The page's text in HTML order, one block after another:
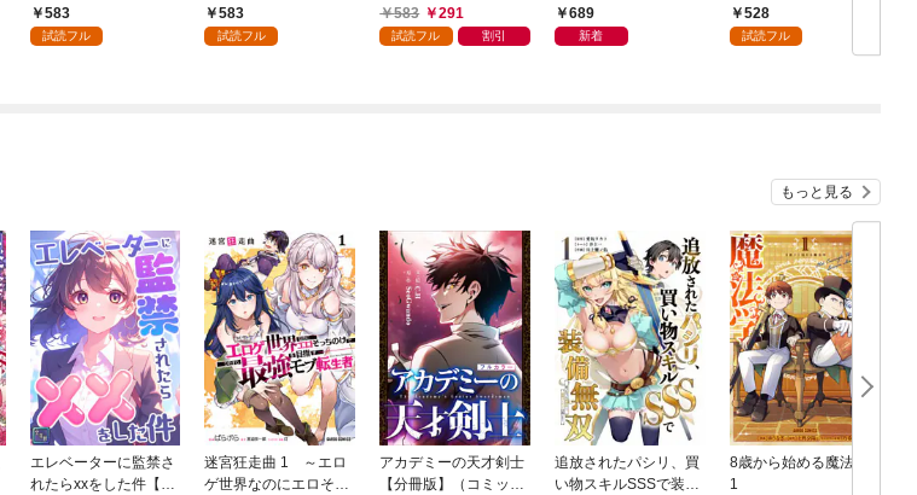
583
試読フル
583
試読フル
583
291
試読フル 割引
読み特典付き】 2026
年9月号（2026年8月7
689
新着
528
試読フル
もっと見る
エレベーターに監禁さ
れたらxxをした件【全
迷宮狂走曲 1 ～エロ
ゲ世界なのにエロそっ
アカデミーの天才剣士
【分冊版】（コミッ
追放されたパシリ、買
い物スキルSSSで装備
8歳から始める魔法学
1